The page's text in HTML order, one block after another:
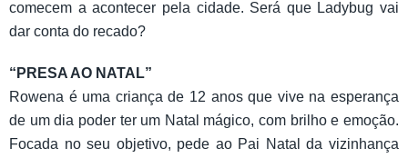
comecem a acontecer pela cidade. Será que Ladybug vai
dar conta do recado?
“PRESA AO NATAL”
Rowena é uma criança de 12 anos que vive na esperança
de um dia poder ter um Natal mágico, com brilho e emoção.
Focada no seu objetivo, pede ao Pai Natal da vizinhança